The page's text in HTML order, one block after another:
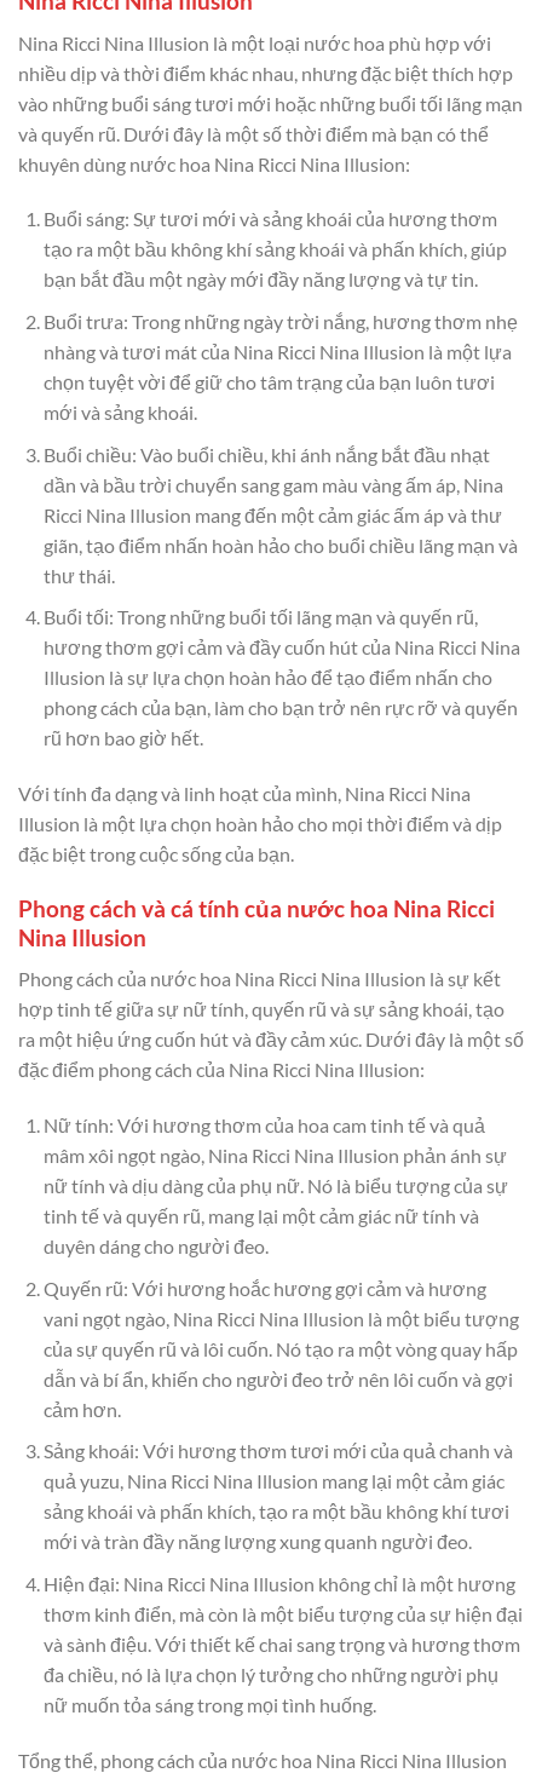
Nina Ricci Nina Illusion là một loại nước hoa phù hợp với
nhiều dịp và thời điểm khác nhau, nhưng đặc biệt thích hợp
vào những buổi sáng tươi mới hoặc những buổi tối lãng mạn
và quyến rũ. Dưới đây là một số thời điểm mà bạn có thể
khuyên dùng nước hoa Nina Ricci Nina Illusion:
Buổi sáng: Sự tươi mới và sảng khoái của hương thơm
tạo ra một bầu không khí sảng khoái và phấn khích, giúp
bạn bắt đầu một ngày mới đầy năng lượng và tự tin.
Buổi trưa: Trong những ngày trời nắng, hương thơm nhẹ
nhàng và tươi mát của Nina Ricci Nina Illusion là một lựa
chọn tuyệt vời để giữ cho tâm trạng của bạn luôn tươi
mới và sảng khoái.
Buổi chiều: Vào buổi chiều, khi ánh nắng bắt đầu nhạt
dần và bầu trời chuyển sang gam màu vàng ấm áp, Nina
Ricci Nina Illusion mang đến một cảm giác ấm áp và thư
giãn, tạo điểm nhấn hoàn hảo cho buổi chiều lãng mạn và
thư thái.
Buổi tối: Trong những buổi tối lãng mạn và quyến rũ,
hương thơm gợi cảm và đầy cuốn hút của Nina Ricci Nina
Illusion là sự lựa chọn hoàn hảo để tạo điểm nhấn cho
phong cách của bạn, làm cho bạn trở nên rực rỡ và quyến
rũ hơn bao giờ hết.
Với tính đa dạng và linh hoạt của mình, Nina Ricci Nina
Illusion là một lựa chọn hoàn hảo cho mọi thời điểm và dịp
đặc biệt trong cuộc sống của bạn.
Phong cách và cá tính của nước hoa Nina Ricci
Nina Illusion
Phong cách của nước hoa Nina Ricci Nina Illusion là sự kết
hợp tinh tế giữa sự nữ tính, quyến rũ và sự sảng khoái, tạo
ra một hiệu ứng cuốn hút và đầy cảm xúc. Dưới đây là một số
đặc điểm phong cách của Nina Ricci Nina Illusion:
Nữ tính: Với hương thơm của hoa cam tinh tế và quả
mâm xôi ngọt ngào, Nina Ricci Nina Illusion phản ánh sự
nữ tính và dịu dàng của phụ nữ. Nó là biểu tượng của sự
tinh tế và quyến rũ, mang lại một cảm giác nữ tính và
duyên dáng cho người đeo.
Quyến rũ: Với hương hoắc hương gợi cảm và hương
vani ngọt ngào, Nina Ricci Nina Illusion là một biểu tượng
của sự quyến rũ và lôi cuốn. Nó tạo ra một vòng quay hấp
dẫn và bí ẩn, khiến cho người đeo trở nên lôi cuốn và gợi
cảm hơn.
Sảng khoái: Với hương thơm tươi mới của quả chanh và
quả yuzu, Nina Ricci Nina Illusion mang lại một cảm giác
sảng khoái và phấn khích, tạo ra một bầu không khí tươi
mới và tràn đầy năng lượng xung quanh người đeo.
Hiện đại: Nina Ricci Nina Illusion không chỉ là một hương
thơm kinh điển, mà còn là một biểu tượng của sự hiện đại
và sành điệu. Với thiết kế chai sang trọng và hương thơm
đa chiều, nó là lựa chọn lý tưởng cho những người phụ
nữ muốn tỏa sáng trong mọi tình huống.
Tổng thể, phong cách của nước hoa Nina Ricci Nina Illusion